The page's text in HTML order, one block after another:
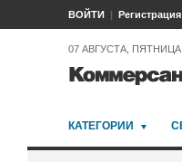
ВОЙТИ Регистрация
07 АВГУСТА, ПЯТНИЦА
КАТЕГОРИИ